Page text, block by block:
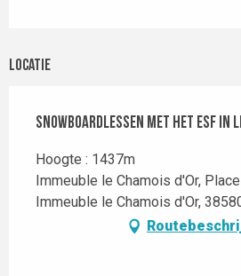
Locatie
Snowboardlessen met het ESF in
Hoogte : 1437m
Immeuble le Chamois d'Or,
Immeuble le Chamois d'Or,